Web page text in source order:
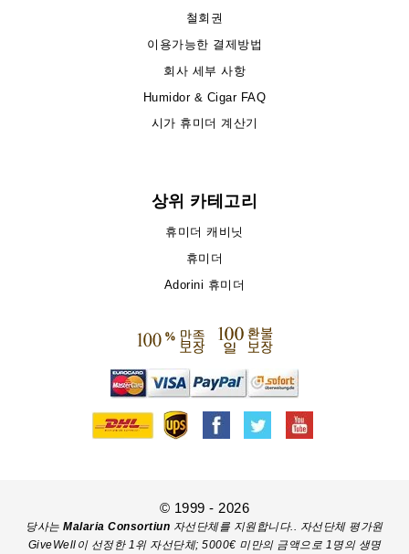
철회권
이용가능한 결제방법
회사 세부 사항
Humidor & Cigar FAQ
시가 휴미더 계산기
상위 카테고리
휴미더 캐비닛
휴미더
Adorini 휴미더
© 1999 - 2026
당사는Malaria Consortiun 자선단체를 지원합니다.. 자선단체 평가원
GiveWell이 선정한 1위 자선단체; 5000€ 미만의 금액으로 1명의 생명